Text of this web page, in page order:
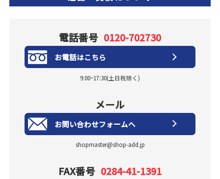
電話番号 0120-702730
お電話はこちら
9:00~17:30(土日祝除く)
メール
お問い合わせフォームへ
shopmaster@shop-add.jp
FAX番号 0284-41-1391